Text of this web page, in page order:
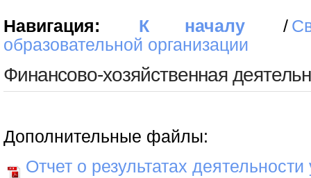
Навигация: К началу /
образовательной организации
Финансово-хозяйственная
Дополнительные файлы:
Отчет о результатах